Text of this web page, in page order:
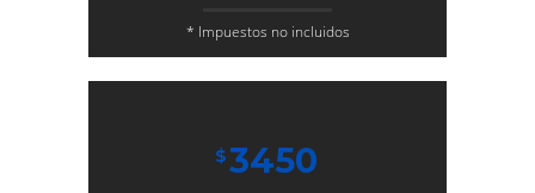
* Impuestos no incluidos
$3450